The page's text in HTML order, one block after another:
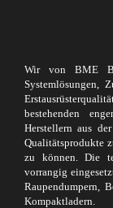
Wir von BME
Systemlösungen,
bestehenden
Herstellern aus
Qualitätsprodukte
zu können. Die
vorrangig
Raupendumpern,
Kompaktladern.